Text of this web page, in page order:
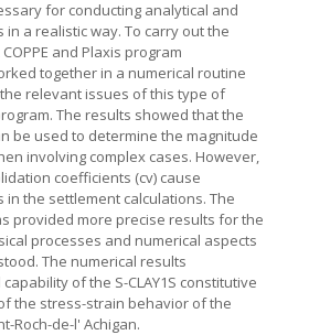
for conducting analytical and
in a realistic way. To carry out the
and Plaxis program
together in a numerical routine
relevant issues of this type of
The results showed that the
be used to determine the magnitude
involving complex cases. However,
coefficients (cv) cause
the settlement calculations. The
provided more precise results for the
processes and numerical aspects
The numerical results
of the S-CLAY1S constitutive
the stress-strain behavior of the
Roch-de-l' Achigan.